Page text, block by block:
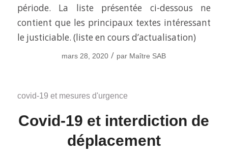
période. La liste présentée ci-dessous ne
contient que les principaux textes intéressant
le justiciable. (liste en cours d’actualisation)
mars 28, 2020 / par Maître SAB
covid-19 et mesures d'urgence
Covid-19 et interdiction de
déplacement